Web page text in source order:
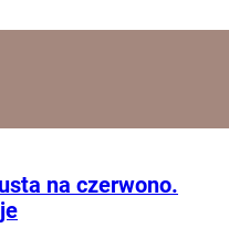
na czerwono.